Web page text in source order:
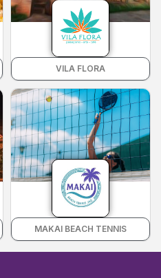
VILA FLORA
MAKAI BEACH TENNIS